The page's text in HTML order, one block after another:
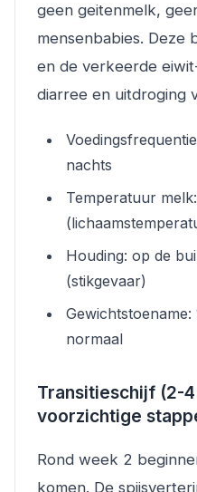
geen geitenmelk,
mensenbabies. Deze
en de verkeerde
diarree en uitdroging
nachts
Temperatuur
Houding: op de
(stikgevaar)
Gewichtstoename:
normaal
Transitieschijf (2-
voorzichtige
Rond week 2
komen. De